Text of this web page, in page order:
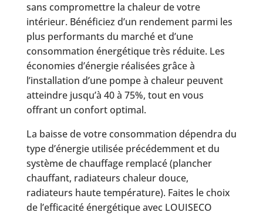
sans compromettre la chaleur de votre
intérieur. Bénéficiez d’un rendement parmi les
plus performants du marché et d’une
consommation énergétique très réduite. Les
économies d’énergie réalisées grâce à
l’installation d’une pompe à chaleur peuvent
atteindre jusqu’à 40 à 75%, tout en vous
offrant un confort optimal.
La baisse de votre consommation dépendra du
type d’énergie utilisée précédemment et du
système de chauffage remplacé (plancher
chauffant, radiateurs chaleur douce,
radiateurs haute température). Faites le choix
de l’efficacité énergétique avec LOUISECO